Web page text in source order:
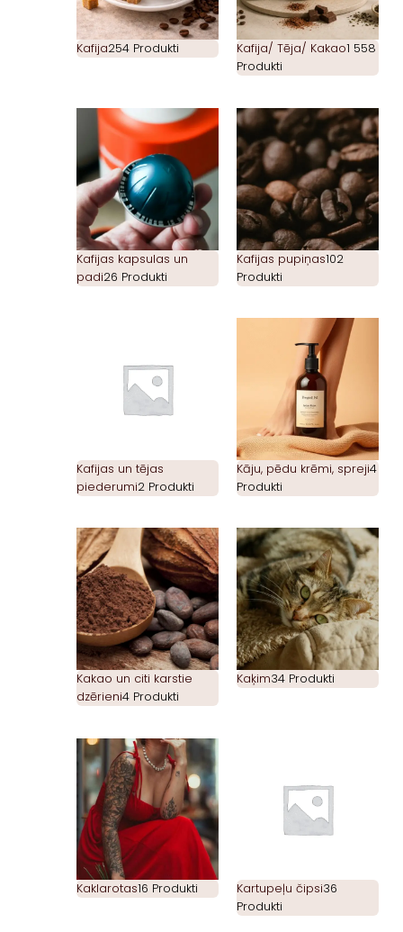
Kafija254 Produkti Kafija/ Tēja/ Kakao1 558
Produkti
Kafijas kapsulas un
padi26 Produkti
Kafijas pupiņas102
Produkti
Kafijas un tējas
piederumi2 Produkti
Kāju, pēdu krēmi, spreji4
Produkti
Kakao un citi karstie
dzērieni4 Produkti
Kaķim34 Produkti
Kaklarotas16 Produkti Kartupeļu čipsi36
Produkti